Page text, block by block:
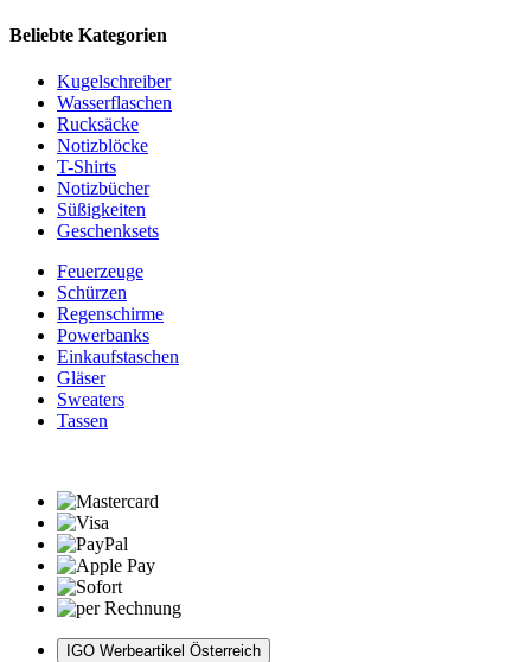
Beliebte Kategorien
Kugelschreiber
Wasserflaschen
Rucksäcke
Notizblöcke
T-Shirts
Notizbücher
Süßigkeiten
Geschenksets
Feuerzeuge
Schürzen
Regenschirme
Powerbanks
Einkaufstaschen
Gläser
Sweaters
Tassen
IGO Werbeartikel Österreich